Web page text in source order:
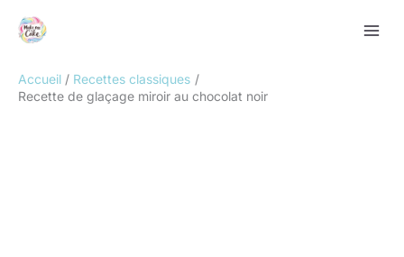
Accueil
Recettes classiques
Recette de glaçage miroir au chocolat noir